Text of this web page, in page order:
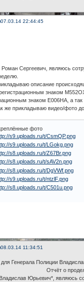
07.03.14 22:44:45
Сергеевич, являюсь
описание
знаком
знаком Е006НА, а
же прикладываю видео/фото
фото
08.03.14 11:34:51
Генерала Полиции
о проделанной
Юрьевич*, являюсь